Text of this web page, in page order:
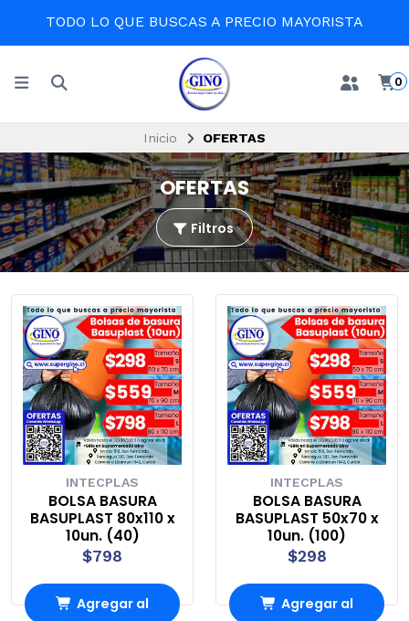
EN LA COMODIDAD DE
0
Inicio OFERTAS
OFERTAS
Filtros
INTECPLAS
BOLSA BASURA
BASUPLAST 80x110 x
10un. (40)
$798
Agregar al
INTECPLAS
BOLSA BASURA
BASUPLAST 50x70 x
10un. (100)
$298
Agregar al